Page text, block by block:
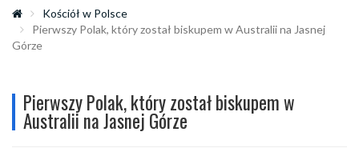
Kościół w Polsce
Pierwszy Polak, który został biskupem w Australii na Jasnej
Górze
Pierwszy Polak, który został biskupem w
Australii na Jasnej Górze